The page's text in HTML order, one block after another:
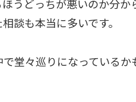
うどっちが悪いのか分か
談も本当に多いです。
堂々巡りになっているか